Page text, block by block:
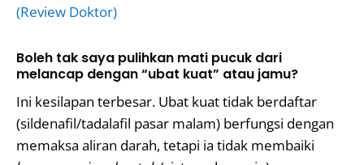
(Review Doktor)
Boleh tak saya pulihkan mati pucuk dari
melancap dengan “ubat kuat” atau jamu?
Ini kesilapan terbesar. Ubat kuat tidak berdaftar
(sildenafil/tadalafil pasar malam) berfungsi dengan
memaksa aliran darah, tetapi ia tidak membaiki